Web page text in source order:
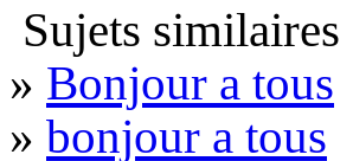
Sujets similaires
» Bonjour a tous
» bonjour a tous